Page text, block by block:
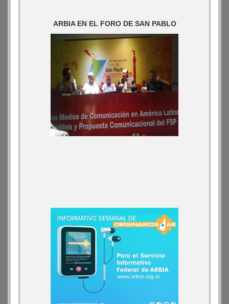
ARBIA EN EL FORO DE SAN PABLO